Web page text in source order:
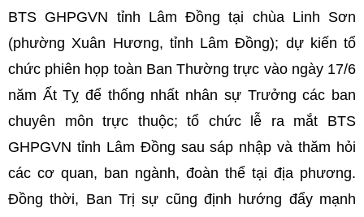
BTS GHPGVN tỉnh Lâm Đồng tại chùa Linh Sơn
(phường Xuân Hương, tỉnh Lâm Đồng); dự kiến tổ
chức phiên họp toàn Ban Thường trực vào ngày 17/6
năm Ất Tỵ để thống nhất nhân sự Trưởng các ban
chuyên môn trực thuộc; tổ chức lễ ra mắt BTS
GHPGVN tỉnh Lâm Đồng sau sáp nhập và thăm hỏi
các cơ quan, ban ngành, đoàn thể tại địa phương.
Đồng thời, Ban Trị sự cũng định hướng đẩy mạnh